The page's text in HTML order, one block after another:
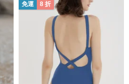
免運 8 折